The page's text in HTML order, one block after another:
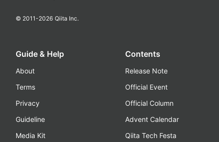
© 2011-2026 Qiita Inc.
Guide & Help
About
Terms
Privacy
Guideline
Media Kit
Contents
Release Note
Official Event
Official Column
Advent Calendar
Qiita Tech Festa